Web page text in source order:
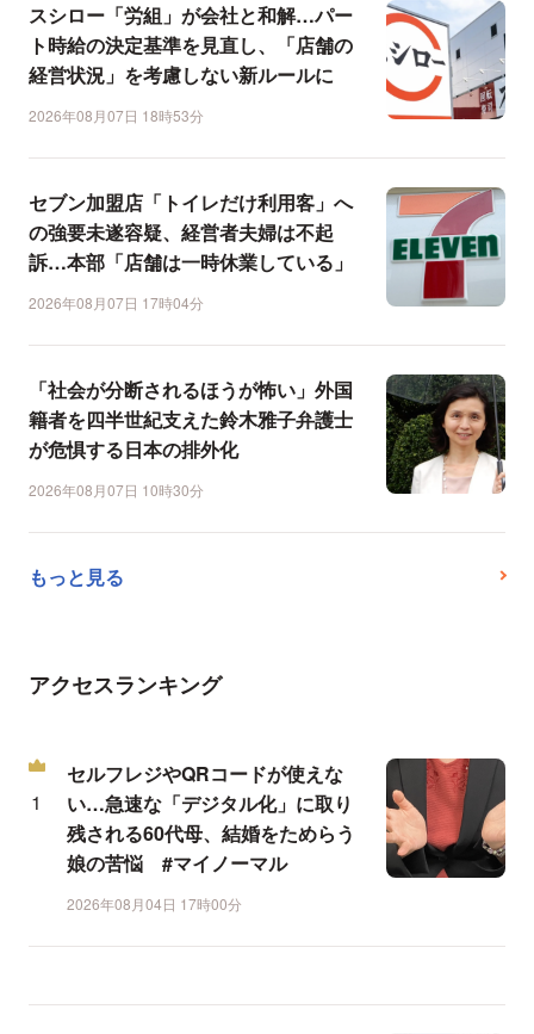
スシロー「労組」が会社と和解…パー
ト時給の決定基準を見直し、「店舗の
経営状況」を考慮しない新ルールに
2026年08月07日 18時53分
セブン加盟店「トイレだけ利用客」へ
の強要未遂容疑、経営者夫婦は不起
訴…本部「店舗は一時休業している」
2026年08月07日 17時04分
「社会が分断されるほうが怖い」外国
籍者を四半世紀支えた鈴木雅子弁護士
が危惧する日本の排外化
2026年08月07日 10時30分
もっと見る
アクセスランキング
セルフレジやQRコードが使えな
い…急速な「デジタル化」に取り
残される60代母、結婚をためらう
娘の苦悩 #マイノーマル
2026年08月04日 17時00分